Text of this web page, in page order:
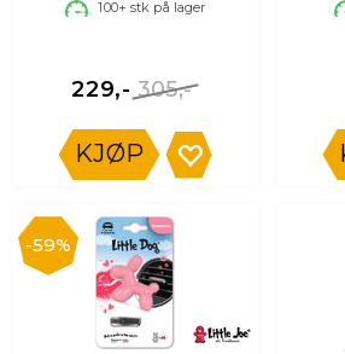
100+ stk på lager
305,-
229,-
KJØP
59%